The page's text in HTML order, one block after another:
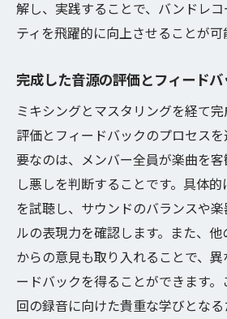
解し、実践することで、バンドレ
ティを飛躍的に向上させることが可
完成した音源の評価とフィードバ
ミキシングとマスタリングを経て
評価とフィードバックのプロセス
要なのは、メンバー全員が楽曲を
し悪しを判断することです。具体
を試聴し、サウンドのバランスや
ルの表現力を確認します。また、
からの意見も取り入れることで、
ードバックを得ることができます
回の録音に向けた貴重な学びとな